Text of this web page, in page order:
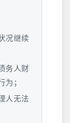
况继续
务人财
；
人无法